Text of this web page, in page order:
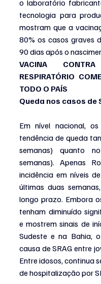
o laboratório
tecnologia para
mostram que a
80% os casos graves
90 dias após o
VACINA
RESPIRATÓRIO
TODO O PAÍS
Queda nos casos de
Em nível nacional,
tendência de queda
semanas) quanto
semanas). Apenas
incidência em níveis
últimas duas
longo prazo. Embora
tenham diminuído
e mostrem sinais de
Sudeste e na Bahia,
causa de SRAG entre
Entre idosos, continua
de hospitalização por